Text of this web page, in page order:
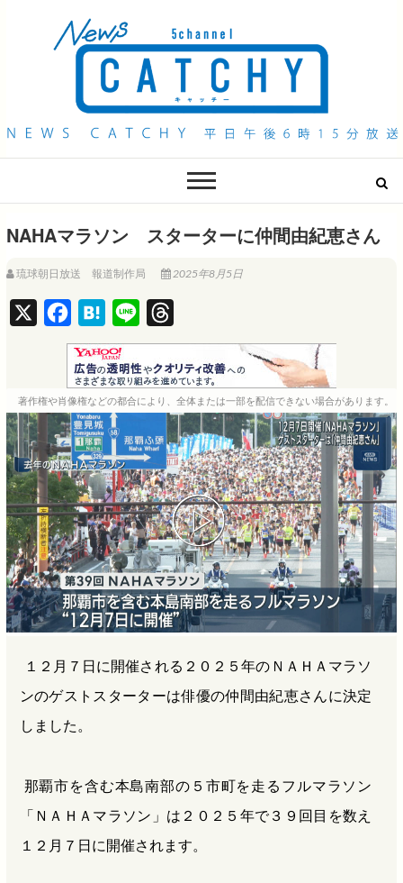
QAB NEWS Headline
NAHAマラソン スターターに仲間由紀恵さん
琉球朝日放送 報道制作局 2025年8月5日
a
c
e
b
o
o
k
H
a
t
e
n
i
n
e
h
r
e
a
d
s
著作権や肖像権などの都合により、全体または一部を配信できない場合があります。
１２月７日に開催される２０２５年のＮＡＨＡマラソ
ンのゲストスターターは俳優の仲間由紀恵さんに決定
しました。
那覇市を含む本島南部の５市町を走るフルマラソン
「ＮＡＨＡマラソン」は２０２５年で３９回目を数え
１２月７日に開催されます。